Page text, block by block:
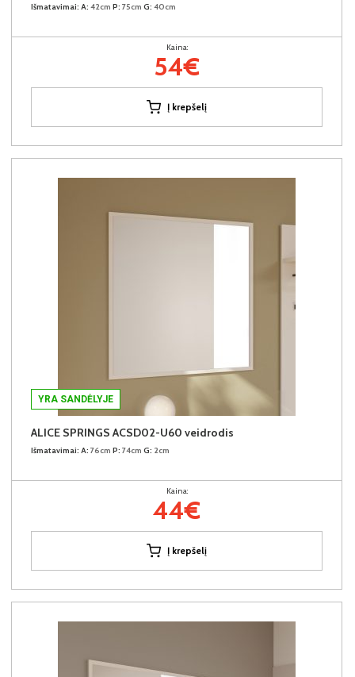
Išmatavimai: A: 42cm P: 75cm G: 40cm
Kaina:
54€
Į krepšelį
YRA SANDĖLYJE
ALICE SPRINGS ACSD02-U60 veidrodis
Išmatavimai: A: 76cm P: 74cm G: 2cm
Kaina:
44€
Į krepšelį